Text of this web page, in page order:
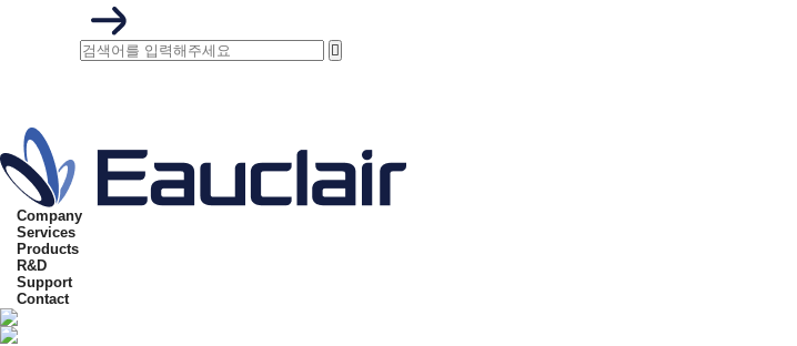
Company
Services
Products
R&D
Support
Contact